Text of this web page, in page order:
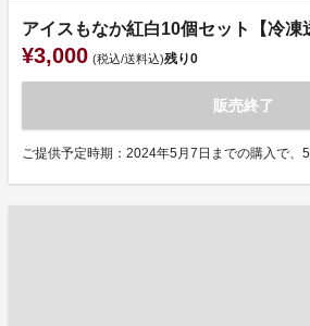
アイスもなか紅白10個セット【冷凍
¥3,000 (税込/送料込)残り0
販売終了
ご提供予定時期：2024年5月7日までの購入で、